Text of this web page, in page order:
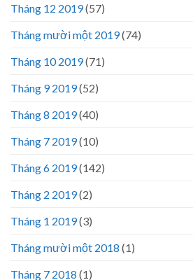
Tháng 12 2019(57)
Tháng mười một 2019(74)
Tháng 10 2019(71)
Tháng 9 2019(52)
Tháng 8 2019(40)
Tháng 7 2019(10)
Tháng 6 2019(142)
Tháng 2 2019(2)
Tháng 1 2019(3)
Tháng mười một 2018 (1)
Tháng 7 2018 (1)